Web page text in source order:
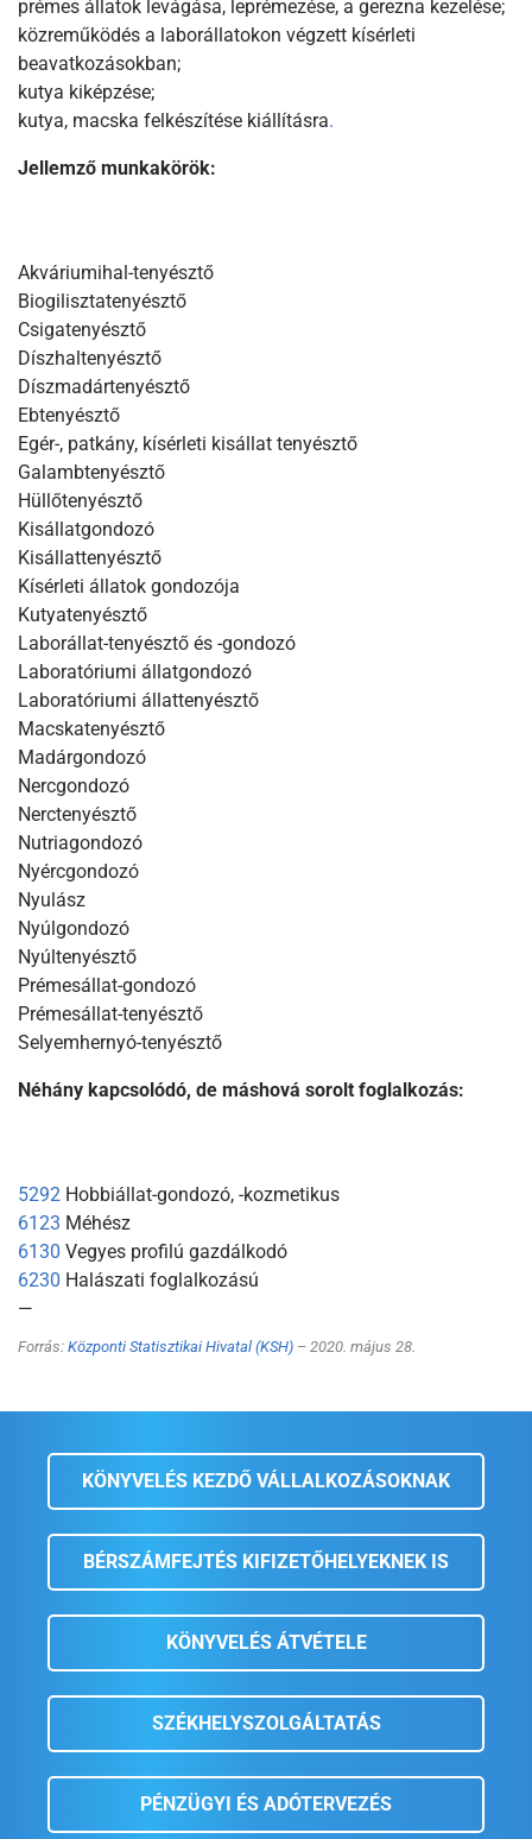
prémes állatok levágása, leprémezése, a gerezna kezelése;
közreműködés a laborállatokon végzett kísérleti
beavatkozásokban;
kutya kiképzése;
kutya, macska felkészítése kiállításra.
Jellemző munkakörök:
Akváriumihal-tenyésztő
Biogilisztatenyésztő
Csigatenyésztő
Díszhaltenyésztő
Díszmadártenyésztő
Ebtenyésztő
Egér-, patkány, kísérleti kisállat tenyésztő
Galambtenyésztő
Hüllőtenyésztő
Kisállatgondozó
Kisállattenyésztő
Kísérleti állatok gondozója
Kutyatenyésztő
Laborállat-tenyésztő és -gondozó
Laboratóriumi állatgondozó
Laboratóriumi állattenyésztő
Macskatenyésztő
Madárgondozó
Nercgondozó
Nerctenyésztő
Nutriagondozó
Nyércgondozó
Nyulász
Nyúlgondozó
Nyúltenyésztő
Prémesállat-gondozó
Prémesállat-tenyésztő
Selyemhernyó-tenyésztő
Néhány kapcsolódó, de máshová sorolt foglalkozás:
5292 Hobbiállat-gondozó, -kozmetikus
6123 Méhész
6130 Vegyes profilú gazdálkodó
6230 Halászati foglalkozású
—
Forrás: Központi Statisztikai Hivatal (KSH) – 2020. május 28.
KÖNYVELÉS KEZDŐ VÁLLALKOZÁSOKNAK
BÉRSZÁMFEJTÉS KIFIZETŐHELYEKNEK IS
KÖNYVELÉS ÁTVÉTELE
SZÉKHELYSZOLGÁLTATÁS
PÉNZÜGYI ÉS ADÓTERVEZÉS